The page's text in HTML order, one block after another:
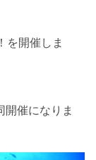
を開催しま
催になりま